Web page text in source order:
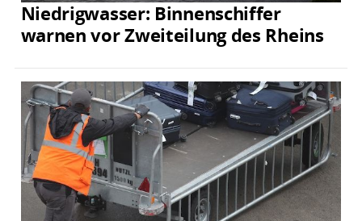
Niedrigwasser: Binnenschiffer
warnen vor Zweiteilung des Rheins